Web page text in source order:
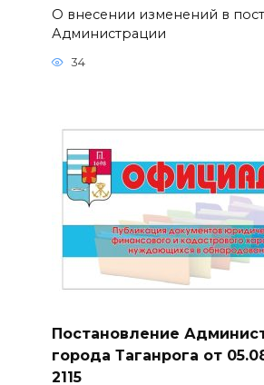
О внесении изменений в
Администрации
34
Постановление
города Таганрога от
2115